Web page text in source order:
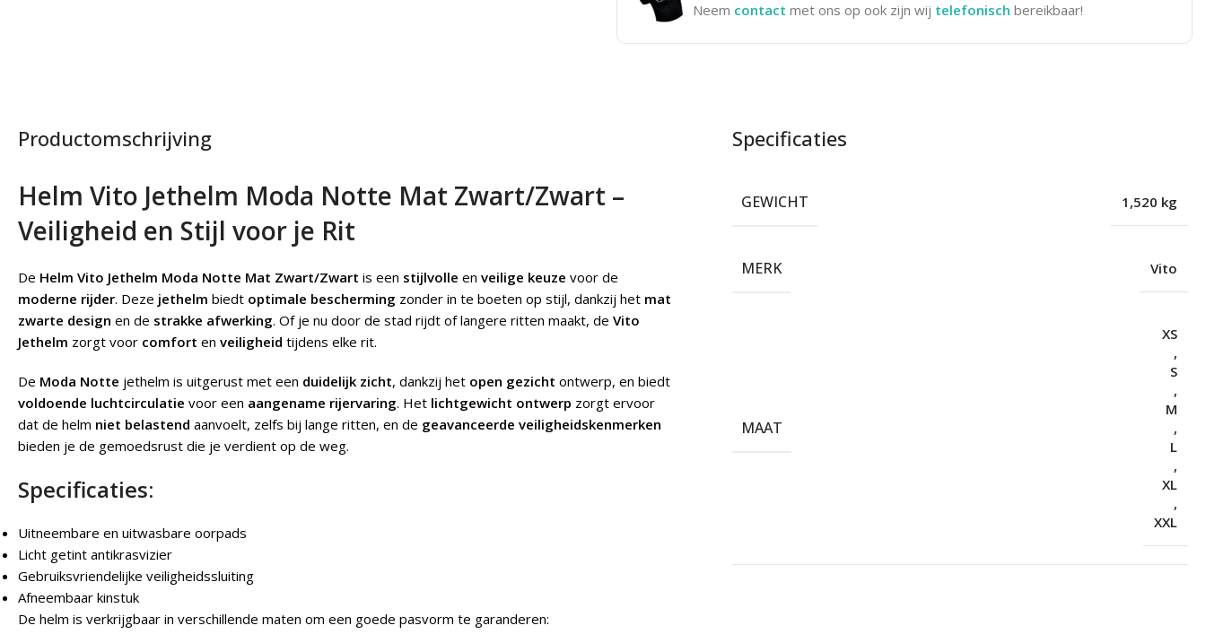
Neem contact met ons op ook zijn wij telefonisch bereikbaar!
Productomschrijving
Helm Vito Jethelm Moda Notte Mat Zwart/Zwart –
Veiligheid en Stijl voor je Rit
De Helm Vito Jethelm Moda Notte Mat Zwart/Zwart is een stijlvolle en veilige keuze voor de
moderne rijder. Deze jethelm biedt optimale bescherming zonder in te boeten op stijl, dankzij het mat
zwarte design en de strakke afwerking. Of je nu door de stad rijdt of langere ritten maakt, de Vito
Jethelm zorgt voor comfort en veiligheid tijdens elke rit.
De Moda Notte jethelm is uitgerust met een duidelijk zicht, dankzij het open gezicht ontwerp, en biedt
voldoende luchtcirculatie voor een aangename rijervaring. Het lichtgewicht ontwerp zorgt ervoor
dat de helm niet belastend aanvoelt, zelfs bij lange ritten, en de geavanceerde veiligheidskenmerken
bieden je de gemoedsrust die je verdient op de weg.
Specificaties:
Uitneembare en uitwasbare oorpads
Licht getint antikrasvizier
Gebruiksvriendelijke veiligheidssluiting
Afneembaar kinstuk
De helm is verkrijgbaar in verschillende maten om een goede pasvorm te garanderen:
Specificaties
GEWICHT 1,520 kg
MERK Vito
MAAT
XS
,
S
,
M
,
L
,
XL
,
XXL